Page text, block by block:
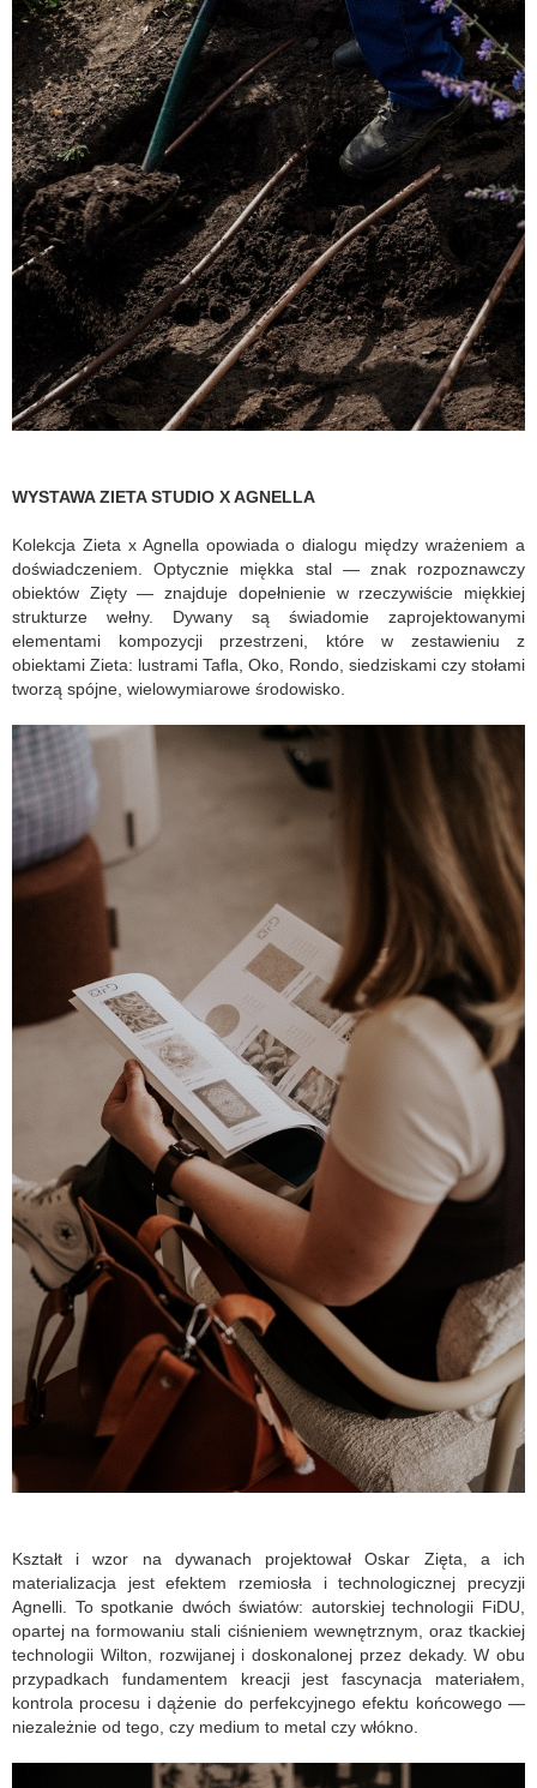
WYSTAWA ZIETA STUDIO X AGNELLA
Kolekcja Zieta x Agnella opowiada o dialogu między wrażeniem a
doświadczeniem. Optycznie miękka stal — znak rozpoznawczy
obiektów Zięty — znajduje dopełnienie w rzeczywiście miękkiej
strukturze wełny. Dywany są świadomie zaprojektowanymi
elementami kompozycji przestrzeni, które w zestawieniu z
obiektami Zieta: lustrami Tafla, Oko, Rondo, siedziskami czy stołami
tworzą spójne, wielowymiarowe środowisko.
Kształt i wzor na dywanach projektował Oskar Zięta, a ich
materializacja jest efektem rzemiosła i technologicznej precyzji
Agnelli. To spotkanie dwóch światów: autorskiej technologii FiDU,
opartej na formowaniu stali ciśnieniem wewnętrznym, oraz tkackiej
technologii Wilton, rozwijanej i doskonalonej przez dekady. W obu
przypadkach fundamentem kreacji jest fascynacja materiałem,
kontrola procesu i dążenie do perfekcyjnego efektu końcowego —
niezależnie od tego, czy medium to metal czy włókno.